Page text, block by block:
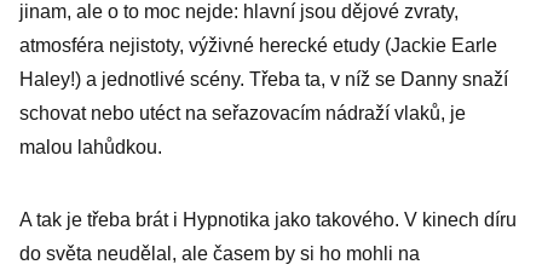
jinam, ale o to moc nejde: hlavní jsou dějové zvraty,
atmosféra nejistoty, výživné herecké etudy (Jackie Earle
Haley!) a jednotlivé scény. Třeba ta, v níž se Danny snaží
schovat nebo utéct na seřazovacím nádraží vlaků, je
malou lahůdkou.
A tak je třeba brát i Hypnotika jako takového. V kinech díru
do světa neudělal, ale časem by si ho mohli na